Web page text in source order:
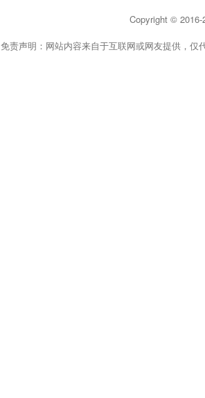
Copyright © 2016-
免责声明：网站内容来自于互联网或网友提供，